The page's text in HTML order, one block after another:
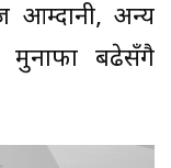
आम्दानी, अन्य
मुनाफा बढेसँगै